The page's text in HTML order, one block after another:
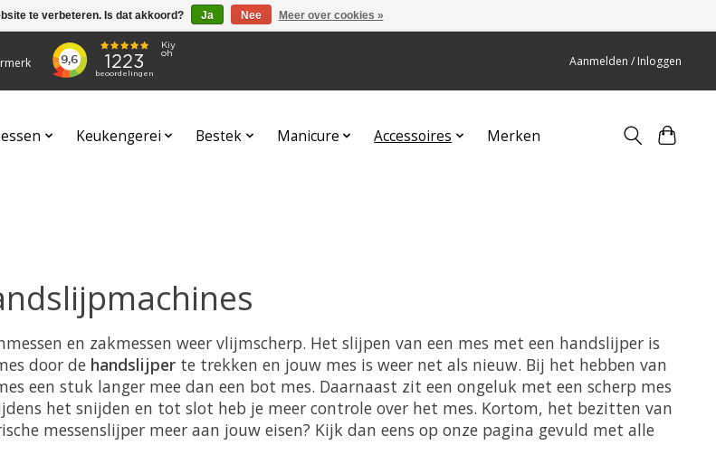
Aanmelden / Inloggen
Keukengerei Bestek Manicure Accessoires Merken
en zakmessen weer vlijmscherp. Het slijpen van een mes met een handslijper is
door de handslijper te trekken en jouw mes is weer net als nieuw. Bij het hebben van
een stuk langer mee dan een bot mes. Daarnaast zit een ongeluk met een scherp mes
het snijden en tot slot heb je meer controle over het mes. Kortom, het bezitten van
messenslijper meer aan jouw eisen? Kijk dan eens op onze pagina gevuld met alle
te verbeteren. Is dat akkoord? Ja Nee Meer over cookies »